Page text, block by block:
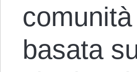
basata